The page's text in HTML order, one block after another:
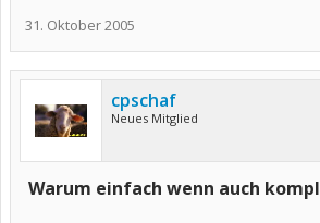
31. Oktober 2005
cpschaf
Neues Mitglied
Warum einfach wenn auch